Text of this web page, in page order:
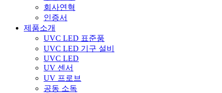
회사연혁
인증서
제품소개
UVC LED 표준품
UVC LED 기구 설비
UVC LED
UV 센서
UV 프로브
공동 소독